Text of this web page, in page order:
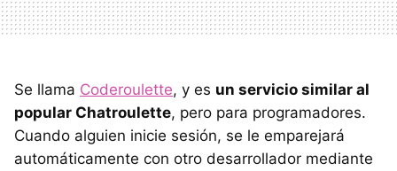
Se llama Coderoulette, y es un servicio similar al
popular Chatroulette, pero para programadores.
Cuando alguien inicie sesión, se le emparejará
automáticamente con otro desarrollador mediante